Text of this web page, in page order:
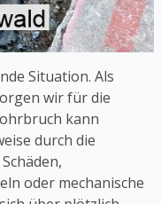
Situation. Als
wir für die
kann
durch die
oder mechanische